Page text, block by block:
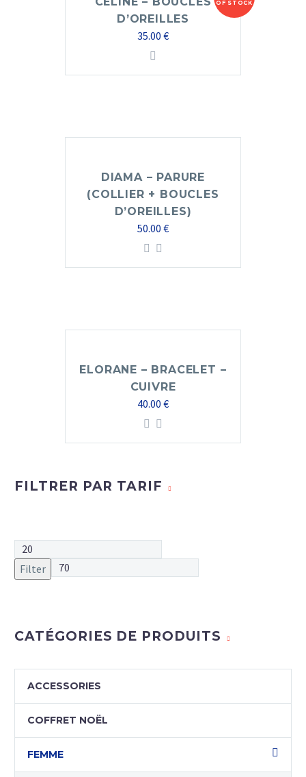
OF STOCK
D’OREILLES
35.00 €
DIAMA – PARURE
(COLLIER + BOUCLES
D’OREILLES)
50.00 €
ELORANE – BRACELET –
CUIVRE
40.00 €
FILTRER PAR TARIF
Filter
CATÉGORIES DE PRODUITS
ACCESSORIES
COFFRET NOËL
FEMME